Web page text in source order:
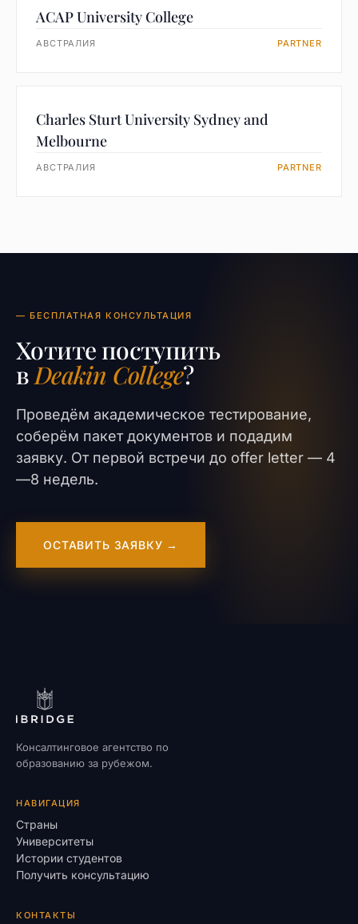
ACAP University College
АВСТРАЛИЯ PARTNER
Charles Sturt University Sydney and
Melbourne
АВСТРАЛИЯ PARTNER
— БЕСПЛАТНАЯ КОНСУЛЬТАЦИЯ
Хотите поступить
вDeakin College?
Проведём академическое тестирование,
соберём пакет документов и подадим
заявку. От первой встречи до offer letter — 4
—8 недель.
ОСТАВИТЬ ЗАЯВКУ →
Консалтинговое агентство по
образованию за рубежом.
НАВИГАЦИЯ
Страны
Университеты
Истории студентов
Получить консультацию
КОНТАКТЫ